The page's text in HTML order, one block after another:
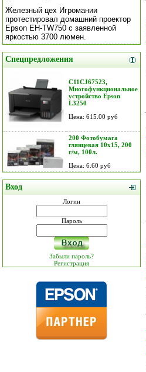
Железный цех Игромании
протестировал домашний проектор
Epson EH-TW750 с заявленной
яркостью 3700 люмен.
Спецпредложения
C11CJ67523,
Многофункциональное
устройство Epson
L3250
Цена: 615.00 руб
200 Фотобумага
глянцевая 10х15, 200
г/м, 100л.
Цена: 6.60 руб
Вход
Логин
Пароль
Забыли пароль?
Регистрация